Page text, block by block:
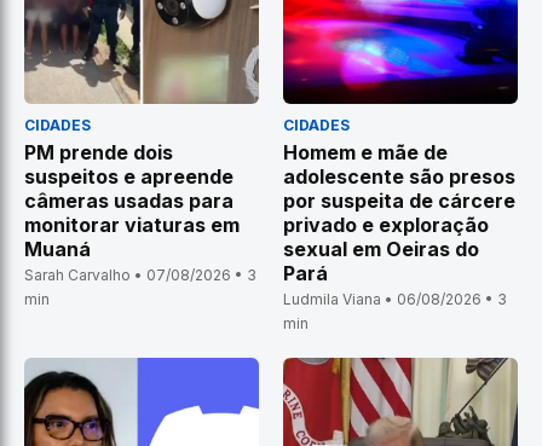
CIDADES
PM prende dois
suspeitos e apreende
câmeras usadas para
monitorar viaturas em
Muaná
Sarah Carvalho • 07/08/2026 • 3
min
CIDADES
Homem e mãe de
adolescente são presos
por suspeita de cárcere
privado e exploração
sexual em Oeiras do
Pará
Ludmila Viana • 06/08/2026 • 3
min